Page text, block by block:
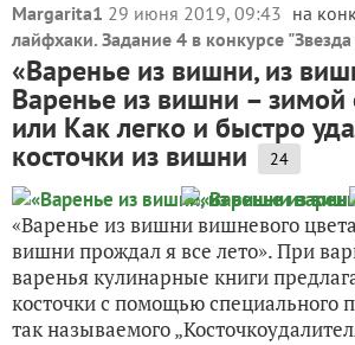
Margarita1 29 июня 2019, 09:43 на
лайфхаки. Задание 4 в конкурсе
«Варенье из вишни, из
Варенье из вишни – зимой
или Как легко и быстро
косточки из вишни 24
«Варенье из вишни вишневого
вишни прождал я все лето». При
варенья кулинарные книги
косточки с помощью специального
так называемого